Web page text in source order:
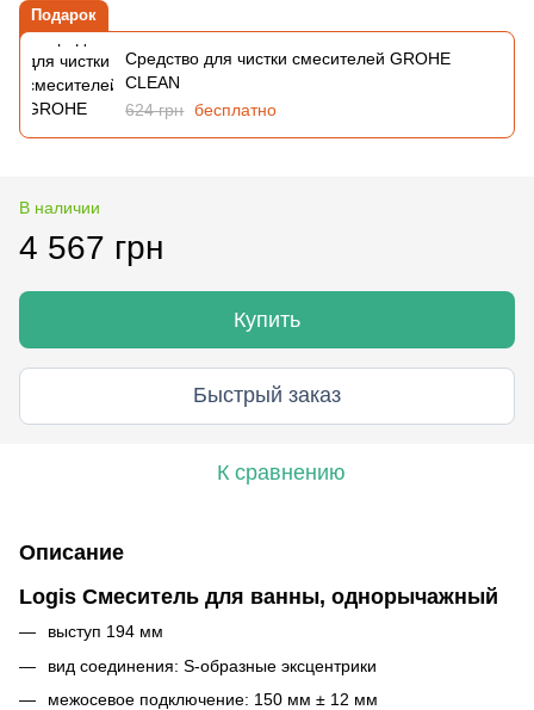
Подарок
Средство для чистки смесителей GROHE
CLEAN
624 грн бесплатно
В наличии
4 567 грн
Купить
Быстрый заказ
К сравнению
Описание
Logis Смеситель для ванны, однорычажный
выступ 194 мм
вид соединения: S-образные эксцентрики
межосевое подключение: 150 мм ± 12 мм